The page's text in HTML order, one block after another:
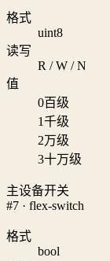
格式
uint8
读写
R / W / N
值
0百级
1千级
2万级
3十万级
主设备开关
#7 · flex-switch
格式
bool